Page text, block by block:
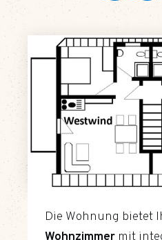
Die Wohnung bietet
Wohnzimmer mit